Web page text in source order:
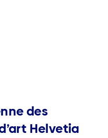
des
Helvetia